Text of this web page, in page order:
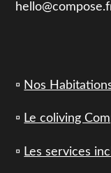
▫️ Nos
▫️ Le coliving
▫️ Les services